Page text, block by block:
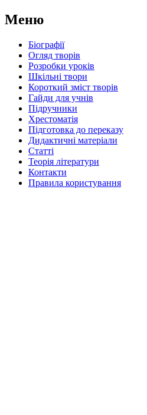
Меню
Біографії
Огляд творів
Розробки уроків
Шкільні твори
Короткий зміст творів
Гайди для учнів
Підручники
Хрестоматія
Підготовка до переказу
Дидактичні матеріали
Статті
Теорія літератури
Контакти
Правила користування